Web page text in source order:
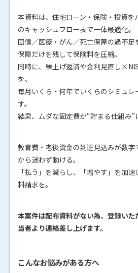
本資料は、住宅ローン・保険・投資を
のキャッシュフロー表で一体最適化。
団信／医療・がん／死亡保障の過不
保障だけを残して保険料を圧縮。
同時に、繰上げ返済や金利見直し
を、
毎月いくら・何年でいくらのシミュレ
す。
結果、ムダな固定費が“貯まる仕組み”
教育費・老後資金の到達見込みが数字
から迷わず動ける。
「払う」を減らし、「増やす」を加
料請求を。
本案件は配布資料がない為、登録いた
当者より連絡差し上げます。
こんなお悩みがある方へ